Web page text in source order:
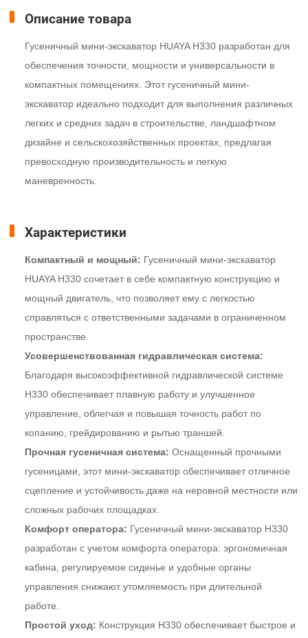
Описание товара
Гусеничный мини-экскаватор HUAYA H330 разработан для
обеспечения точности, мощности и универсальности в
компактных помещениях. Этот гусеничный мини-
экскаватор идеально подходит для выполнения различных
легких и средних задач в строительстве, ландшафтном
дизайне и сельскохозяйственных проектах, предлагая
превосходную производительность и легкую
маневренность.
Характеристики
Компактный и мощный: Гусеничный мини-экскаватор
HUAYA H330 сочетает в себе компактную конструкцию и
мощный двигатель, что позволяет ему с легкостью
справляться с ответственными задачами в ограниченном
пространстве.
Усовершенствованная гидравлическая система:
Благодаря высокоэффективной гидравлической системе
H330 обеспечивает плавную работу и улучшенное
управление, облегчая и повышая точность работ по
копанию, грейдированию и рытью траншей.
Прочная гусеничная система: Оснащенный прочными
гусеницами, этот мини-экскаватор обеспечивает отличное
сцепление и устойчивость даже на неровной местности или
сложных рабочих площадках.
Комфорт оператора: Гусеничный мини-экскаватор H330
разработан с учетом комфорта оператора: эргономичная
кабина, регулируемое сиденье и удобные органы
управления снижают утомляемость при длительной
работе.
Простой уход: Конструкция H330 обеспечивает быстрое и